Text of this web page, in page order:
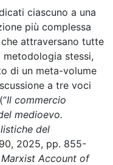
ciascuno a una
più complessa
attraversano tutte
metodologia stessi,
di un meta-volume
a tre voci
Il commercio
medioevo.
del
2025, pp. 855-
Account of